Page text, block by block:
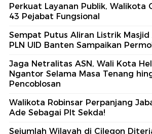
Perkuat Layanan Publik, Walikota
43 Pejabat Fungsional
Sempat Putus Aliran Listrik Masjid
PLN UID Banten Sampaikan
Jaga Netralitas ASN, Wali Kota
Ngantor Selama Masa Tenang
Pencoblosan
Walikota Robinsar Perpanjang
Ade Sebagai Plt Sekda!
Sejumlah Wilayah di Cilegon